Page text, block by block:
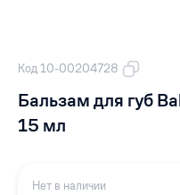
Код 10-00204728
Бальзам для губ
15 мл
Нет в наличии